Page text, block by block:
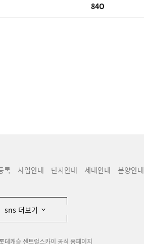
84O
록 사업안내 단지안내 세대안내 분양안내
sns 더보기
데캐슬 센트럴스카이 공식 홈페이지